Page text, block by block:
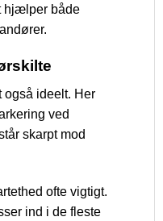
hjælper både
også ideelt. Her
ved
skarpt mod
ofte vigtigt.
ind i de fleste